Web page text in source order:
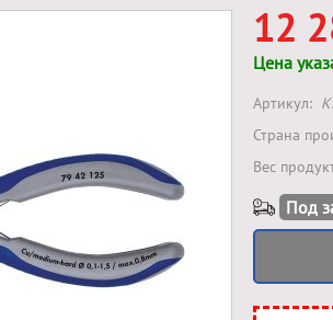
12
Цена
Артикул:
Страна
Вес
Под